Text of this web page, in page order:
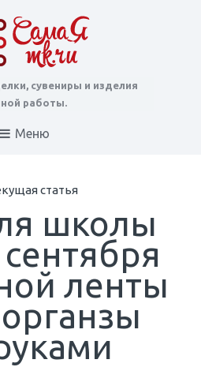
сувениры и изделия
работы.
Меню
статья
школы
ленты